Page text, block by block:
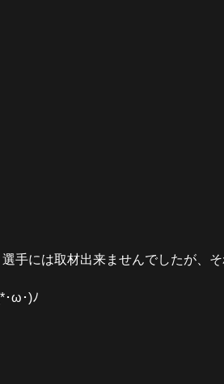
手には取材出来ませんでしたが、
･ω･)ﾉ